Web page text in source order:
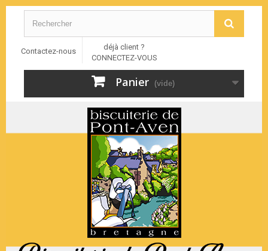
Contactez-nous
déjà client ?
CONNECTEZ-VOUS
Panier (vide)